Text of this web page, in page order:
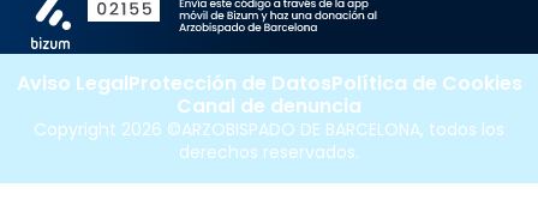
Copyright 2026 ©ARZOBISPADO DE BARCELONA, todos los
derechos reservados.
Aviso LegalProtección de DatosPolítica de Cookies
Canal de denuncia